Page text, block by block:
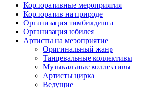
Корпоративные мероприятия
Корпоратив на природе
Организация тимбилдинга
Организация юбилея
Артисты на мероприятие
Оригинальный жанр
Танцевальные коллективы
Музыкальные коллективы
Артисты цирка
Ведущие